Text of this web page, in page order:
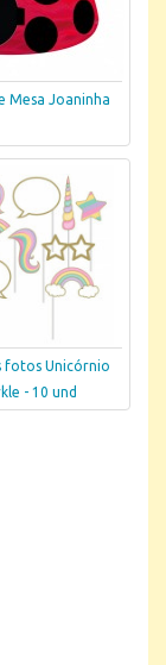
Mesa Joaninha
fotos Unicórnio
- 10 und